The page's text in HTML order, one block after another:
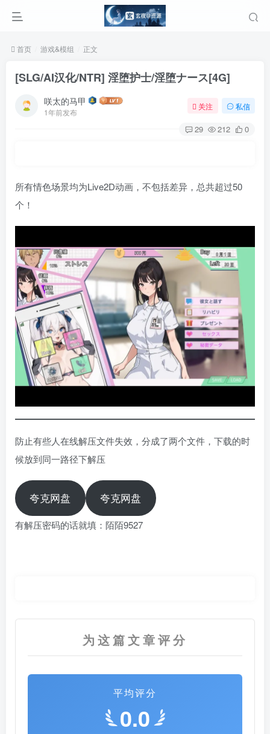
首页 游戏&模组 正文
[SLG/AI汉化/NTR] 淫堕护士/淫堕ナース[4G]
咲太的马甲
1年前发布
关注 私信
29 212 0
所有情色场景均为Live2D动画，不包括差异，总共超过50
个！
防止有些人在线解压文件失效，分成了两个文件，下载的时
候放到同一路径下解压
夸克网盘 夸克网盘
有解压密码的话就填：陌陌9527
为这篇文章评分
平均评分
0.0